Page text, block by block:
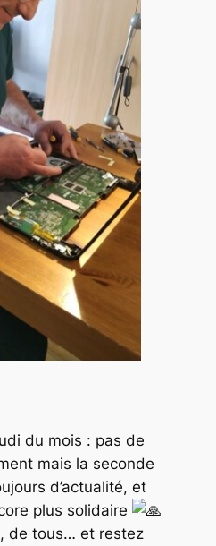
du mois : pas de
mais la seconde
d’actualité, et
plus solidaire
de tous… et restez